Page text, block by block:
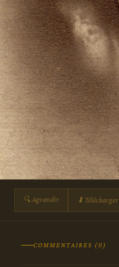
🔍 Agrandir ⬇ Télécharger
COMMENTAIRES (0)